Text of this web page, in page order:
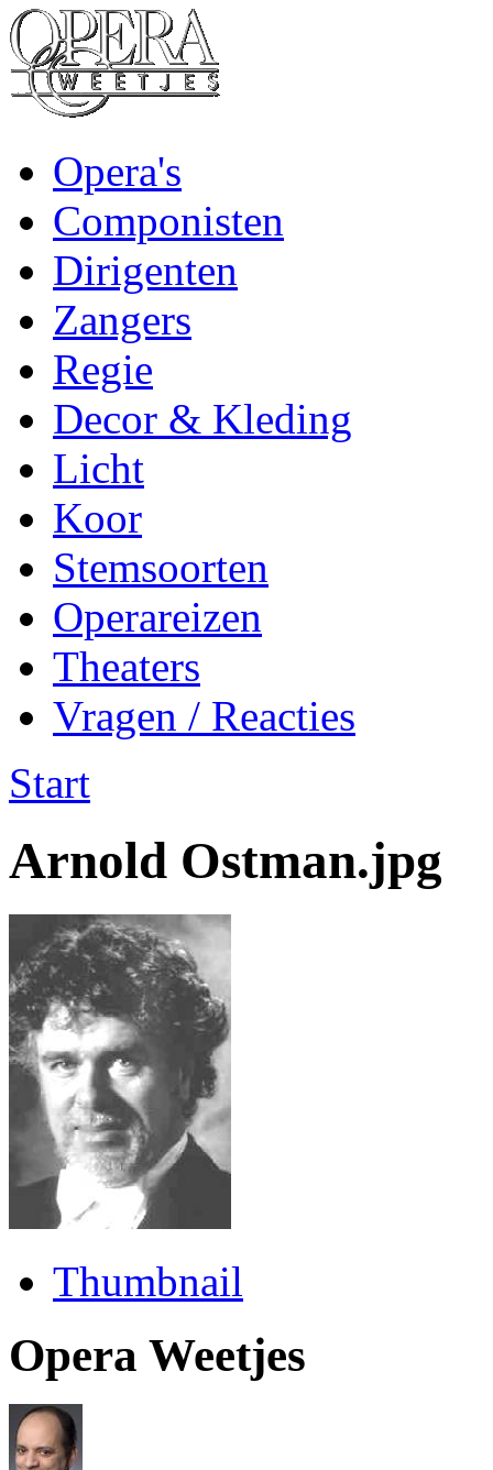
Opera's
Componisten
Dirigenten
Zangers
Regie
Decor & Kleding
Licht
Koor
Stemsoorten
Operareizen
Theaters
Vragen / Reacties
Start
Arnold Ostman.jpg
Thumbnail
Opera Weetjes